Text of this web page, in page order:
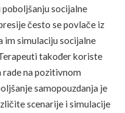
socijalne
često se povlače iz
im simulaciju socijalne
također koriste
na pozitivnom
samopouzdanja je
scenarije i simulacije